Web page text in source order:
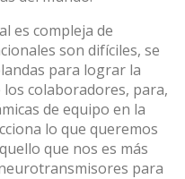
es compleja de
son difíciles, se
para lograr la
colaboradores, para,
de equipo en la
lo que queremos
que nos es más
para